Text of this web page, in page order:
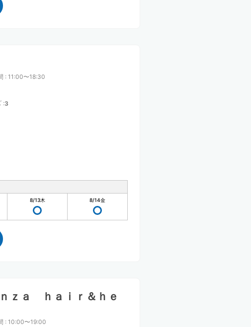
: 11:00〜18:30
:3
8/13木 8/14金
ｚａ ｈａｉｒ＆ｈｅ
: 10:00〜19:00